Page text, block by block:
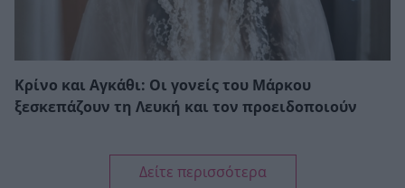
Κρίνο και Αγκάθι: Οι γονείς του Μάρκου
ξεσκεπάζουν τη Λευκή και τον προειδοποιούν
Δείτε περισσότερα